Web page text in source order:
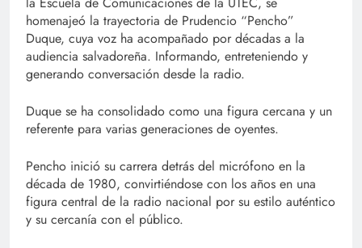
homenajeó la trayectoria de Prudencio “Pencho”
Duque, cuya voz ha acompañado por décadas a la
audiencia salvadoreña. Informando, entreteniendo y
generando conversación desde la radio.
Duque se ha consolidado como una figura cercana y un
referente para varias generaciones de oyentes.
Pencho inició su carrera detrás del micrófono en la
década de 1980, convirtiéndose con los años en una
figura central de la radio nacional por su estilo auténtico
y su cercanía con el público.